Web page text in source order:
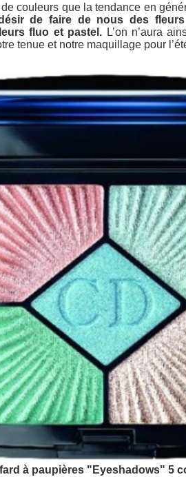
couleurs que la tendance en
de faire de nous des
fluo et pastel. L’on n’aura
tenue et notre maquillage pour
à paupières "Eyeshadows" 5